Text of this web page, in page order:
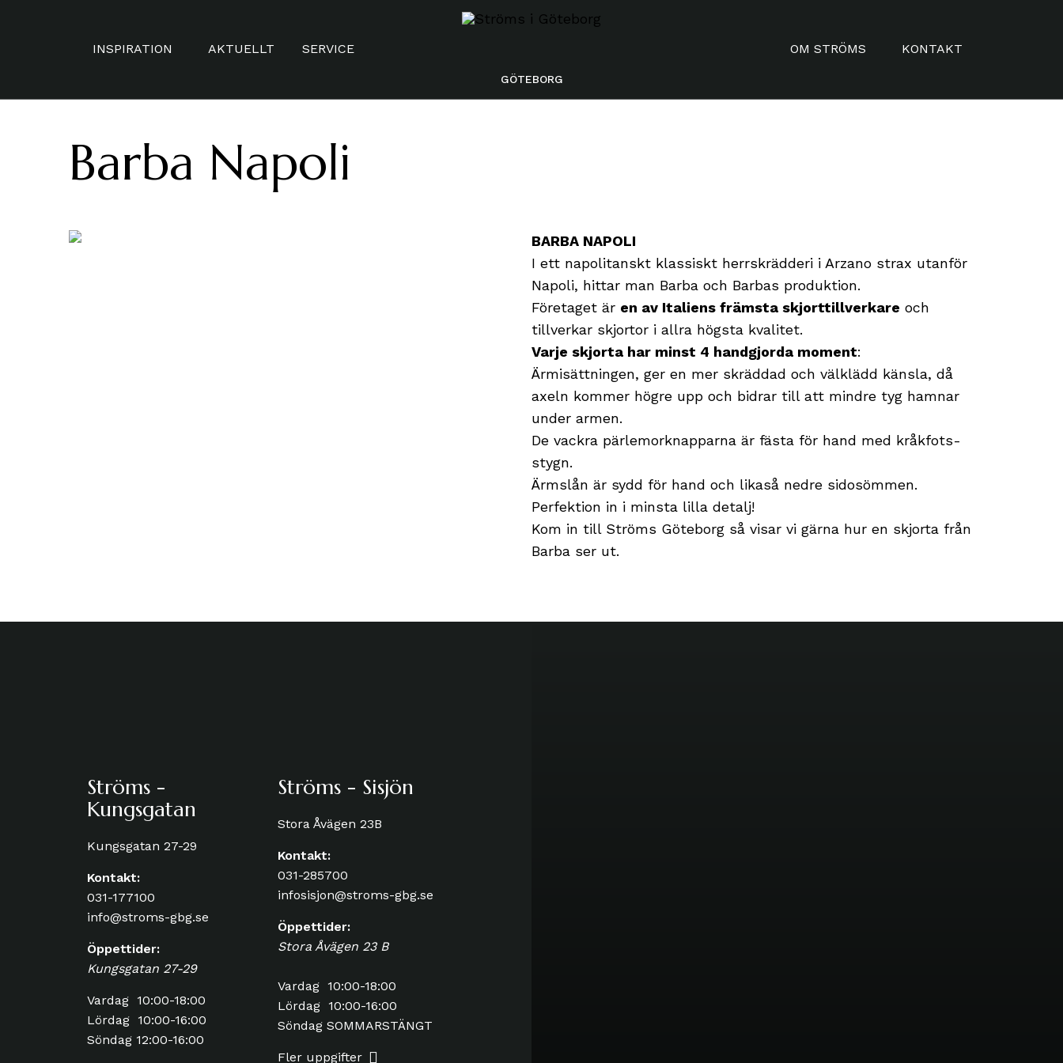
INSPIRATION
DAM
AKTUELLT SERVICE
MÅTTBESTÄLLNING
GÖTEBORG
OM STRÖMS KONTAKT
Barba Napoli
BARBA NAPOLI
I ett napolitanskt klassiskt herrskrädderi i Arzano strax utanför
Napoli, hittar man Barba och Barbas produktion.
Företaget är en av Italiens främsta skjorttillverkare och
tillverkar skjortor i allra högsta kvalitet.
Varje skjorta har minst 4 handgjorda moment:
Ärmisättningen, ger en mer skräddad och välklädd känsla, då
axeln kommer högre upp och bidrar till att mindre tyg hamnar
under armen.
De vackra pärlemorknapparna är fästa för hand med kråkfots-
stygn.
Ärmslån är sydd för hand och likaså nedre sidosömmen.
Perfektion in i minsta lilla detalj!
Kom in till Ströms Göteborg så visar vi gärna hur en skjorta från
Barba ser ut.
Ströms -
Kungsgatan
Kungsgatan 27-29
Kontakt:
031-177100
info@stroms-gbg.se
Öppettider:
Kungsgatan 27-29
Vardag 10:00-18:00
Lördag 10:00-16:00
Söndag 12:00-16:00
Ströms - Sisjön
Stora Åvägen 23B
Kontakt:
031-285700
infosisjon@stroms-gbg.se
Öppettider:
Stora Åvägen 23 B
Vardag 10:00-18:00
Lördag 10:00-16:00
Söndag SOMMARSTÄNGT
Fler uppgifter